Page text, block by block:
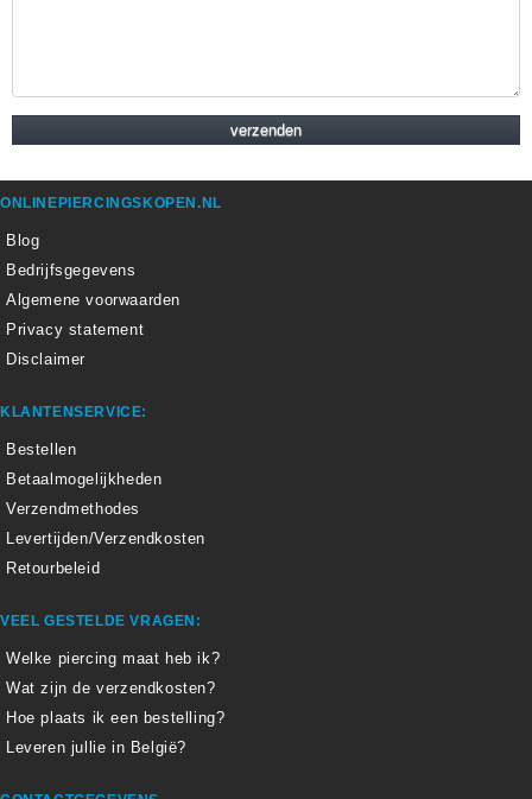
ONLINEPIERCINGSKOPEN.NL
Blog
Bedrijfsgegevens
Algemene voorwaarden
Privacy statement
Disclaimer
KLANTENSERVICE:
Bestellen
Betaalmogelijkheden
Verzendmethodes
Levertijden/Verzendkosten
Retourbeleid
VEEL GESTELDE VRAGEN:
Welke piercing maat heb ik?
Wat zijn de verzendkosten?
Hoe plaats ik een bestelling?
Leveren jullie in België?